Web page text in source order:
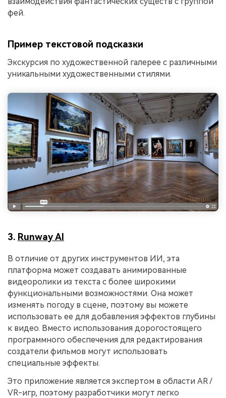
фей.
Пример текстовой подсказки
Экскурсия по художественной галерее с различными
уникальными художественными стилями.
3. Runway AI
В отличие от других инструментов ИИ, эта
платформа может создавать анимированные
видеоролики из текста с более широкими
функциональными возможностями. Она может
изменять погоду в сцене, поэтому вы можете
использовать ее для добавления эффектов глубины
к видео. Вместо использования дорогостоящего
программного обеспечения для редактирования
создатели фильмов могут использовать
специальные эффекты.
Это приложение является экспертом в области AR /
VR-игр, поэтому разработчики могут легко